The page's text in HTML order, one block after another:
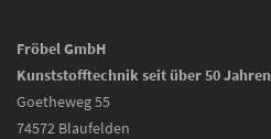
Fröbel GmbH
Kunststofftechnik seit über 50 Jahren
Goetheweg 55
74572 Blaufelden